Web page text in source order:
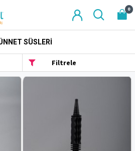
0
SÜSLERI
Filtrele